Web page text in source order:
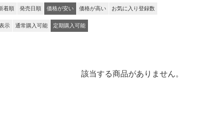
着順 発売日順 価格が安い 価格が高い お気に入り登録数
示 通常購入可能 定期購入可能
該当する商品がありません。